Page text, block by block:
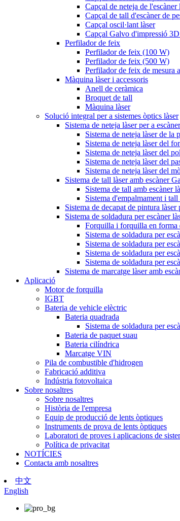
Capçal de neteja de l'escàner
Capçal de tall d'escàner de
Capçal oscil·lant làser
Capçal Galvo d'impressió
Perfilador de feix
Perfilador de feix (100 W)
Perfilador de feix (500 W)
Perfilador de feix de mesura
Màquina làser i accessoris
Anell de ceràmica
Broquet de tall
Màquina làser
Solució integral per a sistemes òptics làser
Sistema de neteja làser per a
Sistema de neteja làser de la
Sistema de neteja làser del
Sistema de neteja làser del
Sistema de neteja làser del
Sistema de neteja làser del
Sistema de tall làser amb escàner
Sistema de tall amb escàner
Sistema d'empalmament i
Sistema de decapat de pintura
Sistema de soldadura per escàner
Forquilla i forquilla en forma
Sistema de soldadura per
Sistema de soldadura per
Sistema de soldadura per
Sistema de soldadura per
Sistema de marcatge làser amb
Aplicació
Motor de forquilla
IGBT
Bateria de vehicle elèctric
Bateria quadrada
Sistema de soldadura per
Bateria de paquet suau
Bateria cilíndrica
Marcatge VIN
Pila de combustible d'hidrogen
Fabricació additiva
Indústria fotovoltaica
Sobre nosaltres
Sobre nosaltres
Història de l'empresa
Equip de producció de lents òptiques
Instruments de prova de lents òptiques
Laboratori de proves i aplicacions de
Política de privacitat
NOTÍCIES
Contacta amb nosaltres
中文
English